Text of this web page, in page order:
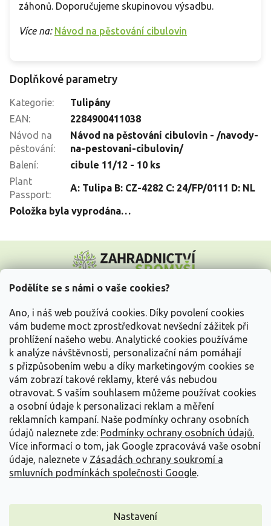
Podělíte se s námi o vaše cookies?
Ano, i náš web používá cookies. Díky povolení cookies
vám budeme moct zprostředkovat nevšední zážitek při
prohlížení našeho webu. Analytické cookies používáme
k analýze návštěvnosti, personalizační nám pomáhají
s přizpůsobením webu a díky marketingovým cookies se
vám zobrazí takové reklamy, které vás nebudou
otravovat. S vaším souhlasem můžeme používat cookies
a osobní údaje k personalizaci reklam a měření
reklamních kampaní. Naše podmínky ochrany osobních
údajů naleznete zde: Podmínky ochrany osobních údajů.
Více informací o tom, jak Google zpracovává vaše osobní
údaje, naleznete v Zásadách ochrany soukromí a
smluvních podmínkách společnosti Google.
Nastavení
záhonů. Doporučujeme skupinovou výsadbu.
Více na: Návod na pěstování cibulovin
Doplňkové parametry
Kategorie:
Tulipány
EAN:
2284900411038
Návod na
pěstování:
Návod na pěstování cibulovin - /navody-
na-pestovani-cibulovin/
Balení:
cibule 11/12 - 10 ks
Plant
Passport:
A: Tulipa B: CZ-4282 C: 24/FP/0111 D: NL
Položka byla vyprodána…
p
Vše o nákupu
Informace pro Vás
Kontakujte nás
Vytvořil Shoptet